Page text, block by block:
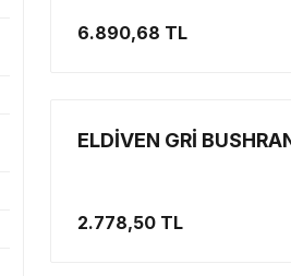
6.890,68 TL
ELDİVEN GRİ
2.778,50 TL